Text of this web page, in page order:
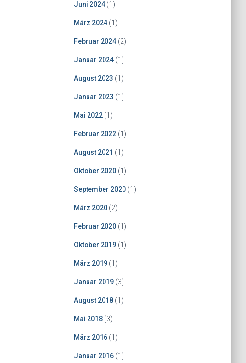
Juni 2024(1)
März 2024(1)
Februar 2024(2)
Januar 2024(1)
August 2023 (1)
Januar 2023 (1)
Mai 2022(1)
Februar 2022(1)
August 2021 (1)
Oktober 2020(1)
September 2020(1)
März 2020(2)
Februar 2020(1)
Oktober 2019(1)
März 2019(1)
Januar 2019(3)
August 2018(1)
Mai 2018(3)
März 2016(1)
Januar 2016(1)